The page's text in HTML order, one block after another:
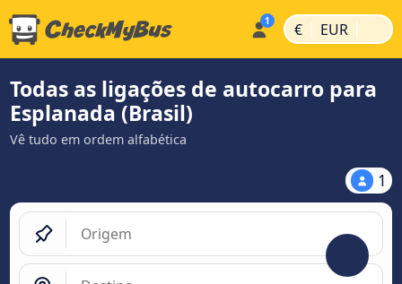
€ | EUR |
Todas as ligações de autocarro para
Esplanada (Brasil)
Vê tudo em ordem alfabética
1